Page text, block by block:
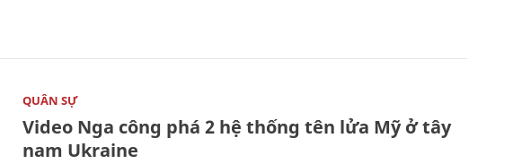
QUÂN SỰ
Video Nga công phá 2 hệ thống tên lửa Mỹ ở tây
nam Ukraine